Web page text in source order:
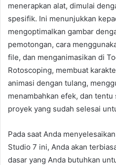
menerapkan alat, dimulai
spesifik. Ini menunjukkan
mengoptimalkan gambar
pemotongan, cara
file, dan menganimasikan di
Rotoscoping, membuat
animasi dengan tulang,
menambahkan efek, dan
proyek yang sudah selesai
Pada saat Anda
Studio 7 ini, Anda akan
dasar yang Anda butuhkan